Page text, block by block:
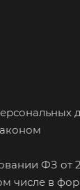
ФЗ от
числе в